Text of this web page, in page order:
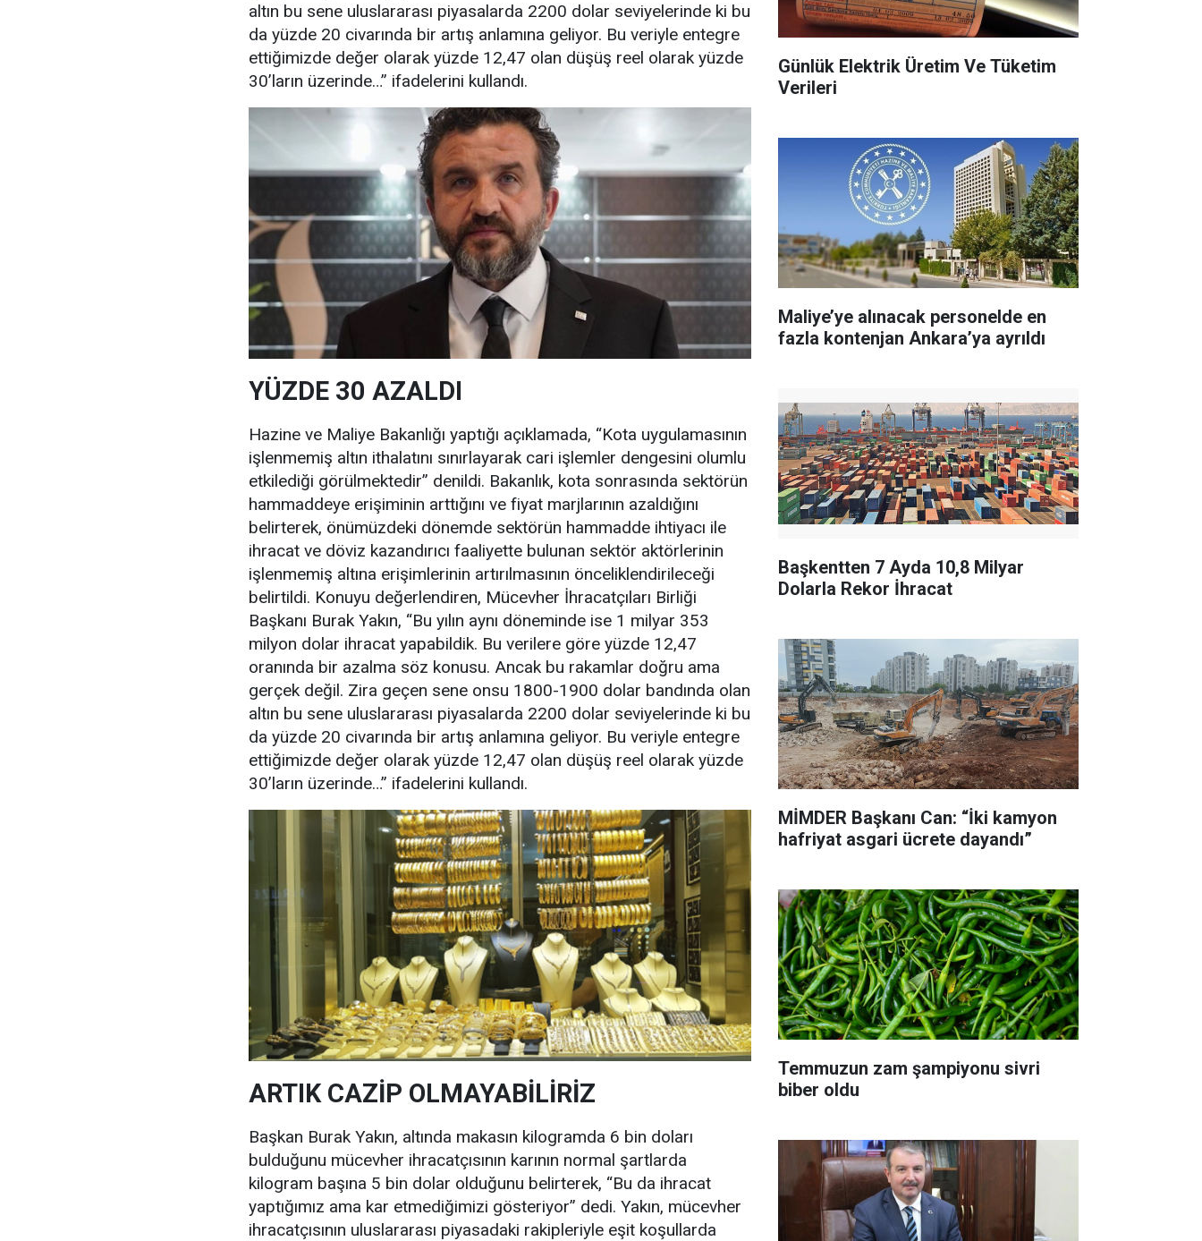
altın bu sene uluslararası piyasalarda 2200 dolar seviyelerinde ki bu
da yüzde 20 civarında bir artış anlamına geliyor. Bu veriyle entegre
ettiğimizde değer olarak yüzde 12,47 olan düşüş reel olarak yüzde
30’ların üzerinde…” ifadelerini kullandı.
YÜZDE 30 AZALDI
Hazine ve Maliye Bakanlığı yaptığı açıklamada, “Kota uygulamasının
işlenmemiş altın ithalatını sınırlayarak cari işlemler dengesini olumlu
etkilediği görülmektedir” denildi. Bakanlık, kota sonrasında sektörün
hammaddeye erişiminin arttığını ve fiyat marjlarının azaldığını
belirterek, önümüzdeki dönemde sektörün hammadde ihtiyacı ile
ihracat ve döviz kazandırıcı faaliyette bulunan sektör aktörlerinin
işlenmemiş altına erişimlerinin artırılmasının önceliklendirileceği
belirtildi. Konuyu değerlendiren, Mücevher İhracatçıları Birliği
Başkanı Burak Yakın, “Bu yılın aynı döneminde ise 1 milyar 353
milyon dolar ihracat yapabildik. Bu verilere göre yüzde 12,47
oranında bir azalma söz konusu. Ancak bu rakamlar doğru ama
gerçek değil. Zira geçen sene onsu 1800-1900 dolar bandında olan
altın bu sene uluslararası piyasalarda 2200 dolar seviyelerinde ki bu
da yüzde 20 civarında bir artış anlamına geliyor. Bu veriyle entegre
ettiğimizde değer olarak yüzde 12,47 olan düşüş reel olarak yüzde
30’ların üzerinde…” ifadelerini kullandı.
ARTIK CAZİP OLMAYABİLİRİZ
Başkan Burak Yakın, altında makasın kilogramda 6 bin doları
bulduğunu mücevher ihracatçısının karının normal şartlarda
kilogram başına 5 bin dolar olduğunu belirterek, “Bu da ihracat
yaptığımız ama kar etmediğimizi gösteriyor” dedi. Yakın, mücevher
ihracatçısının uluslararası piyasadaki rakipleriyle eşit koşullarda
Günlük Elektrik Üretim Ve Tüketim
Verileri
Maliye’ye alınacak personelde en
fazla kontenjan Ankara’ya ayrıldı
Başkentten 7 Ayda 10,8 Milyar
Dolarla Rekor İhracat
MİMDER Başkanı Can: “İki kamyon
hafriyat asgari ücrete dayandı”
Temmuzun zam şampiyonu sivri
biber oldu